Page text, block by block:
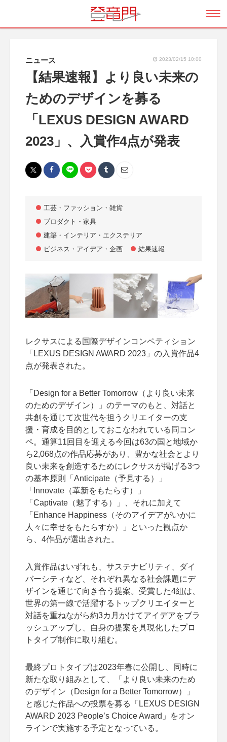
ニュース 2023/02/15 10:00
【結果速報】より良い未来の
ためのデザインを募る
「LEXUS DESIGN AWARD
2023」、入賞作4点が発表
工芸・ファッション・雑貨
プロダクト・家具
建築・インテリア・エクステリア
ビジネス・アイデア・企画
結果速報
レクサスによる国際デザインコンペティション
「LEXUS DESIGN AWARD 2023」の入賞作品4
点が発表された。
「Design for a Better Tomorrow（より良い未来
のためのデザイン）」のテーマのもと、対話と
共創を通じて次世代を担うクリエイターの支
援・育成を目的としておこなわれている同コン
ペ。通算11回目を迎える今回は63の国と地域か
ら2,068点の作品応募があり、豊かな社会とより
良い未来を創造するためにレクサスが掲げる3つ
の基本原則「Anticipate（予見する）」
「Innovate（革新をもたらす）」
「Captivate（魅了する）」、それに加えて
「Enhance Happiness（そのアイデアがいかに
人々に幸せをもたらすか）」といった観点か
ら、4作品が選出された。
入賞作品はいずれも、サステナビリティ、ダイ
バーシティなど、それぞれ異なる社会課題にデ
ザインを通じて向き合う提案。受賞した4組は、
世界の第一線で活躍するトップクリエイターと
対話を重ねながら約3カ月かけてアイデアをブラ
ッシュアップし、自身の提案を具現化したプロ
トタイプ制作に取り組む。
最終プロトタイプは2023年春に公開し、同時に
新たな取り組みとして、「より良い未来のため
のデザイン（Design for a Better Tomorrow）」
と感じた作品への投票を募る「LEXUS DESIGN
AWARD 2023 People’s Choice Award」をオン
ラインで実施する予定となっている。